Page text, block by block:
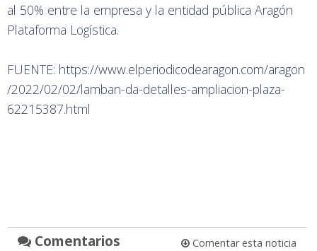
al 50% entre la empresa y la entidad pública Aragón
Plataforma Logística.
FUENTE: https://www.elperiodicodearagon.com/aragon
/2022/02/02/lamban-da-detalles-ampliacion-plaza-
62215387.html
Comentarios Comentar esta noticia